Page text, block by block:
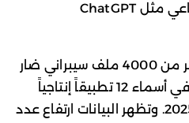
إلى جانب أدوات ذكاء اصطناعي مثل ChatGPT
ورصد خبراء “كاسبرسكي” أكثر من 4000 ملف سيبراني ضار
أو غير مرغوب فيه تم تنكره في أسماء 12 تطبيقاً إنتاجياً
شائع الاستخدام خلال عام 2025. وتظهر البيانات ارتفاع عدد